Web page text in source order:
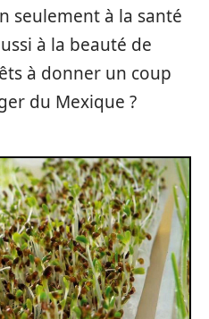
seulement à la santé
à la beauté de
à donner un coup
du Mexique ?